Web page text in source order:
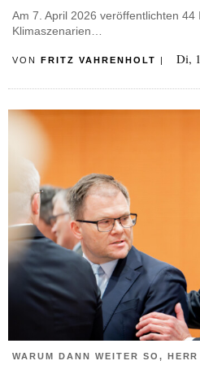
Am 7. April 2026 veröffentlichten 44
Klimaszenarien…
VON FRITZ VAHRENHOLT | Di,
WARUM DANN WEITER SO, HERR